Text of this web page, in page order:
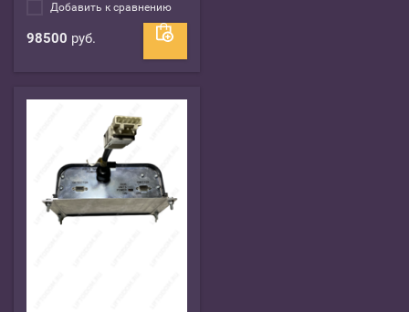
Добавить к сравнению
98500 руб.